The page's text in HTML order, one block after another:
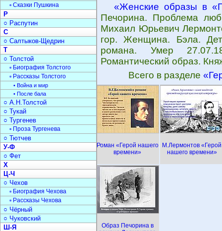
«Женские образы в
Печорина. Проблема
Михаил Юрьевич
гор. Женщина. Бэла.
романа. Умер
Романтический образ.
Всего в разделе
Роман «Герой нашего
времени»
М.Лермонтов «Герой
нашего времени»
Образ Печорина в
▫ Сказки Пушкина
Р
○ Распутин
С
○ Салтыков-Щедрин
Т
○ Толстой
▫ Биография Толстого
▫ Рассказы Толстого
• Война и мир
• После бала
○ А.Н.Толстой
○ Тукай
○ Тургенев
▫ Проза Тургенева
○ Тютчев
У-Ф
○ Фет
Х
Ц-Ч
○ Чехов
▫ Биография Чехова
▫ Рассказы Чехова
○ Чёрный
○ Чуковский
Ш-Я